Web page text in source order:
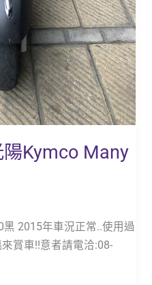
Kymco Many
2015年車況正常..使用過
賞車!!意者請電洽:08-